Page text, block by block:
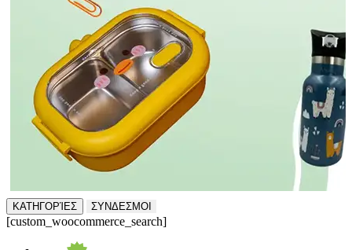
ΚΑΤΗΓΟΡΊΕΣ ΣΥΝΔΕΣΜΟΙ
[custom_woocommerce_search]